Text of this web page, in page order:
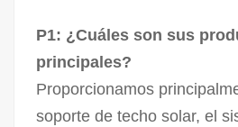
P1: ¿Cuáles son sus
principales?
Proporcionamos
soporte de techo solar, el